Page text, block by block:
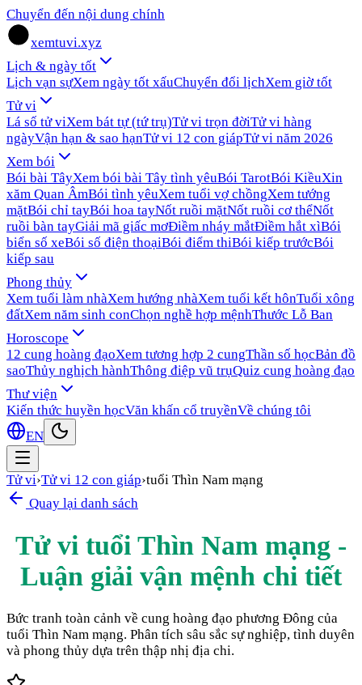
Chuyển đến nội dung chính
xemtuvi.xyz
Lịch & ngày tốt
Lịch vạn sựXem ngày tốt xấuChuyển đổi lịchXem giờ tốt
Tử vi
Lá số tử viXem bát tự (tứ trụ)Tử vi trọn đờiTử vi hàng
ngàyVận hạn & sao hạnTử vi 12 con giápTử vi năm 2026
Xem bói
Bói bài TâyXem bói bài Tây tình yêuBói TarotBói KiềuXin
xăm Quan ÂmBói tình yêuXem tuổi vợ chồngXem tướng
mặtBói chỉ tayBói hoa tayNốt ruồi mặtNốt ruồi cơ thểNốt
ruồi bàn tayGiải mã giấc mơĐiềm nháy mắtĐiềm hắt xìBói
biển số xeBói số điện thoạiBói điểm thiBói kiếp trướcBói
kiếp sau
Phong thủy
Xem tuổi làm nhàXem hướng nhàXem tuổi kết hônTuổi xông
đấtXem năm sinh conChọn nghề hợp mệnhThước Lỗ Ban
Horoscope
12 cung hoàng đạoXem tương hợp 2 cungThần số họcBản đồ
saoThủy nghịch hànhThông điệp vũ trụQuiz cung hoàng đạo
Thư viện
Kiến thức huyền họcVăn khấn cổ truyềnVề chúng tôi
EN
Tử vi›Tử vi 12 con giáp›tuổi Thìn Nam mạng
Quay lại danh sách
Tử vi tuổi Thìn Nam mạng -
Luận giải vận mệnh chi tiết
Bức tranh toàn cảnh về cung hoàng đạo phương Đông của
tuổi Thìn Nam mạng. Phân tích sâu sắc sự nghiệp, tình duyên
và phong thủy dựa trên thập nhị địa chi.